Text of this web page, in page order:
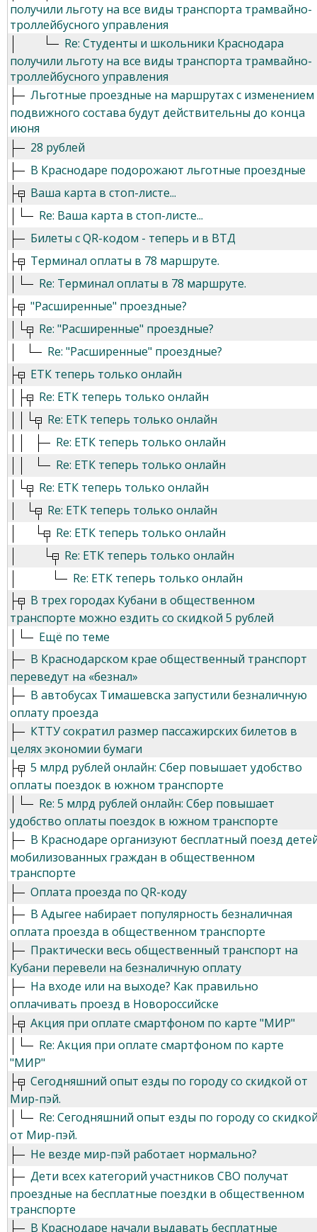
получили льготу на все виды транспорта трамвайно-
троллейбусного управления
Re: Студенты и школьники Краснодара
получили льготу на все виды транспорта трамвайно-
троллейбусного управления
Льготные проездные на маршрутах с изменением
подвижного состава будут действительны до конца
июня
28 рублей
В Краснодаре подорожают льготные проездные
Ваша карта в стоп-листе...
Re: Ваша карта в стоп-листе...
Билеты с QR-кодом - теперь и в ВТД
Терминал оплаты в 78 маршруте.
Re: Терминал оплаты в 78 маршруте.
"Расширенные" проездные?
Re: "Расширенные" проездные?
Re: "Расширенные" проездные?
ЕТК теперь только онлайн
Re: ЕТК теперь только онлайн
Re: ЕТК теперь только онлайн
Re: ЕТК теперь только онлайн
Re: ЕТК теперь только онлайн
Re: ЕТК теперь только онлайн
Re: ЕТК теперь только онлайн
Re: ЕТК теперь только онлайн
Re: ЕТК теперь только онлайн
Re: ЕТК теперь только онлайн
В трех городах Кубани в общественном
транспорте можно ездить со скидкой 5 рублей
Ещё по теме
В Краснодарском крае общественный транспорт
переведут на «безнал»
В автобусах Тимашевска запустили безналичную
оплату проезда
КТТУ сократил размер пассажирских билетов в
целях экономии бумаги
5 млрд рублей онлайн: Сбер повышает удобство
оплаты поездок в южном транспорте
Re: 5 млрд рублей онлайн: Сбер повышает
удобство оплаты поездок в южном транспорте
В Краснодаре организуют бесплатный поезд
мобилизованных граждан в общественном
транспорте
Оплата проезда по QR-коду
В Адыгее набирает популярность безналичная
оплата проезда в общественном транспорте
Практически весь общественный транспорт на
Кубани перевели на безналичную оплату
На входе или на выходе? Как правильно
оплачивать проезд в Новороссийске
Акция при оплате смартфоном по карте "МИР"
Re: Акция при оплате смартфоном по карте
"МИР"
Сегодняшний опыт езды по городу со скидкой от
Мир-пэй.
Re: Сегодняшний опыт езды по городу со
от Мир-пэй.
Не везде мир-пэй работает нормально?
Дети всех категорий участников СВО получат
проездные на бесплатные поездки в общественном
транспорте
В Краснодаре начали выдавать бесплатные